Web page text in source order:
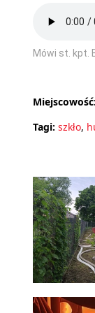
Mówi st. kpt.
Miejscowość:
Tagi: szkło,